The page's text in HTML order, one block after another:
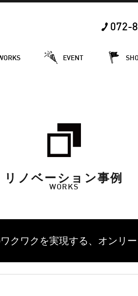
072-
EVENT
リノベーション事例
WORKS
クワクを実現する、 オンリ